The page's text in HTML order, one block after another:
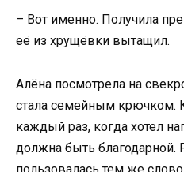
– Вот именно. Получила
её из хрущёвки вытащил.
Алёна посмотрела на
стала семейным крючком.
каждый раз, когда хотел
должна быть благодарной.
пользовалась тем же